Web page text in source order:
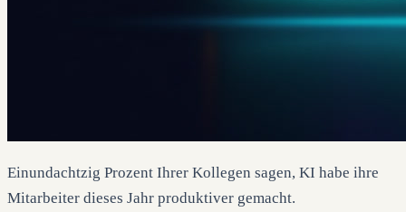
Einundachtzig Prozent Ihrer Kollegen sagen, KI habe ihre
Mitarbeiter dieses Jahr produktiver gemacht.